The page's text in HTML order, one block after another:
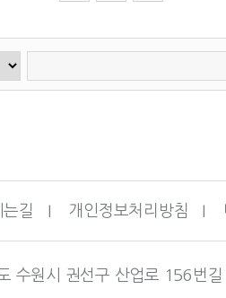
는길 I 개인정보처리방침 I
수원시 권선구 산업로 156번